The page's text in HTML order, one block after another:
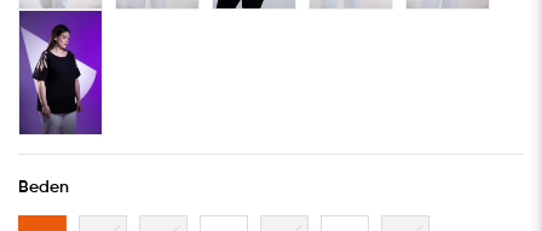
Beden